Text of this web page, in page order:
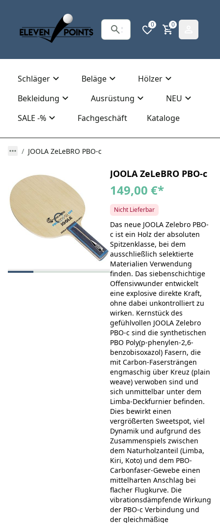
0 0
Schläger Beläge
Hölzer
Bekleidung
Ausrüstung
NEU
SALE -%
Fachgeschäft Kataloge
JOOLA ZeLeBRO PBO-c
JOOLA ZeLeBRO PBO-c
149,00 €*
Nicht Lieferbar
Das neue JOOLA Zelebro PBO-
c ist ein Holz der absoluten
Spitzenklasse, bei dem
ausschließlich selektierte
Materialien Verwendung
finden. Das siebenschichtige
Offensivwunder entwickelt
eine explosive direkte Kraft,
ohne dabei unkontrolliert zu
wirken. Kernstück des
gefühlvollen JOOLA Zelebro
PBO-c sind die synthetischen
PBO Poly(p-phenylen-2,6-
benzobisoxazol) Fasern, die
mit Carbon-Fasersträngen
engmaschig über Kreuz (plain
weave) verwoben sind und
sich unmittelbar unter dem
Limba-Deckfurnier befinden.
Dies bewirkt einen
vergrößerten Sweetspot, viel
Dynamik und aufgrund des
Zusammenspiels zwischen
dem Naturholzanteil (Limba,
Kiri, Koto) und dem PBO-
Carbonfaser-Gewebe einen
mittelharten Anschlag bei
flacher Flugkurve. Die
vibrationsdämpfende Wirkung
der PBO-c Verbindung und
der gleichmäßige